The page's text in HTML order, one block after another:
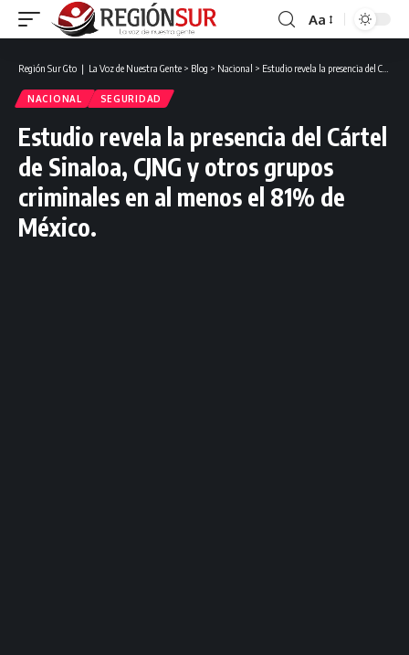
Aa
Región Sur Gto ❘ La Voz de Nuestra Gente > Blog > Nacional > Estudio revela la presencia del Cártel de Sinaloa, CJNG y otros grupos criminales en al menos el 81% de México.
NACIONAL SEGURIDAD
Estudio revela la presencia del Cártel
de Sinaloa, CJNG y otros grupos
criminales en al menos el 81% de
México.